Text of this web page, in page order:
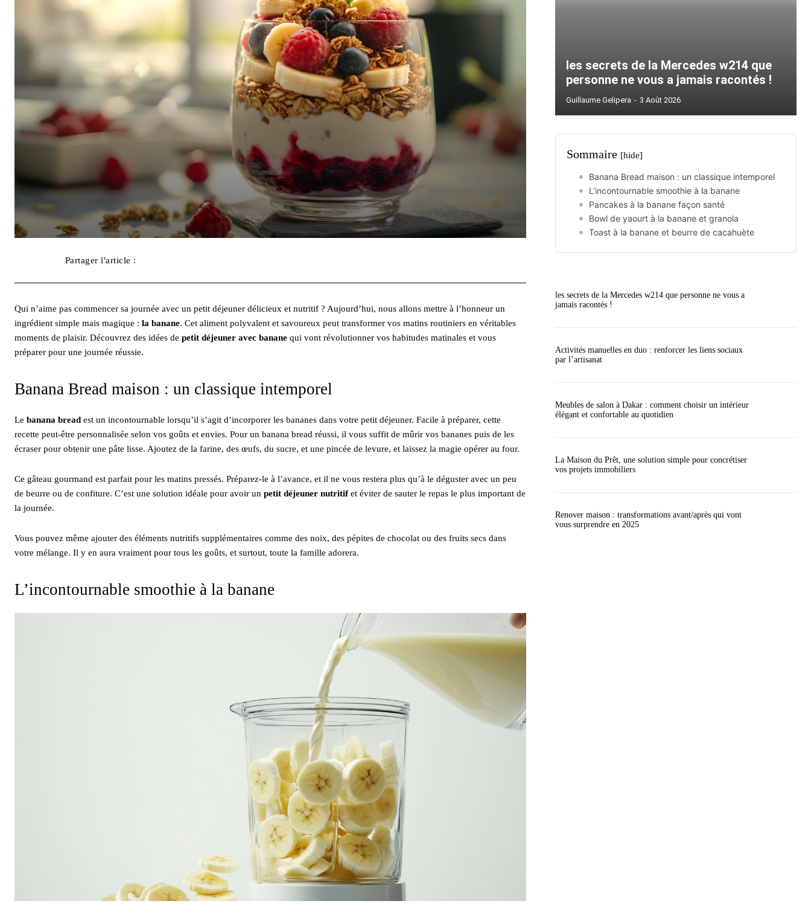
Partager l'article :
Qui n’aime pas commencer sa journée avec un petit déjeuner délicieux et nutritif ? Aujourd’hui, nous allons mettre à l’honneur un
ingrédient simple mais magique : la banane. Cet aliment polyvalent et savoureux peut transformer vos matins routiniers en véritables
moments de plaisir. Découvrez des idées de petit déjeuner avec banane qui vont révolutionner vos habitudes matinales et vous
préparer pour une journée réussie.
Banana Bread maison : un classique intemporel
Le banana bread est un incontournable lorsqu’il s’agit d’incorporer les bananes dans votre petit déjeuner. Facile à préparer, cette
recette peut-être personnalisée selon vos goûts et envies. Pour un banana bread réussi, il vous suffit de mûrir vos bananes puis de les
écraser pour obtenir une pâte lisse. Ajoutez de la farine, des œufs, du sucre, et une pincée de levure, et laissez la magie opérer au four.
Ce gâteau gourmand est parfait pour les matins pressés. Préparez-le à l’avance, et il ne vous restera plus qu’à le déguster avec un peu
de beurre ou de confiture. C’est une solution idéale pour avoir un petit déjeuner nutritifet éviter de sauter le repas le plus important de
la journée.
Vous pouvez même ajouter des éléments nutritifs supplémentaires comme des noix, des pépites de chocolat ou des fruits secs dans
votre mélange. Il y en aura vraiment pour tous les goûts, et surtout, toute la famille adorera.
L’incontournable smoothie à la banane
les secrets de la Mercedes w214 que
personne ne vous a jamais racontés !
Guillaume Gelipera - 3 Août 2026
Sommaire [hide]
Banana Bread maison : un classique intemporel
L’incontournable smoothie à la banane
Pancakes à la banane façon santé
Bowl de yaourt à la banane et granola
Toast à la banane et beurre de cacahuète
les secrets de la Mercedes w214 que personne ne vous a
jamais racontés !
Activités manuelles en duo : renforcer les liens sociaux
par l’artisanat
Meubles de salon à Dakar : comment choisir un intérieur
élégant et confortable au quotidien
La Maison du Prêt, une solution simple pour concrétiser
vos projets immobiliers
Renover maison : transformations avant/après qui vont
vous surprendre en 2025